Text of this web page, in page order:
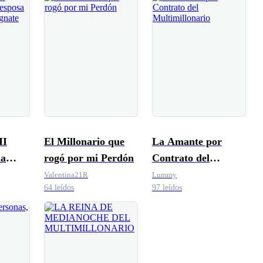
El Millonario que
rogó por mi Perdón
Valentina21R
64 leídos
La Amante por
Contrato del
Multimillonario
Lummy
97 leídos